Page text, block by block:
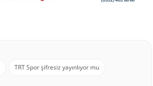
TRT Spor şifresiz yayınlıyor mu